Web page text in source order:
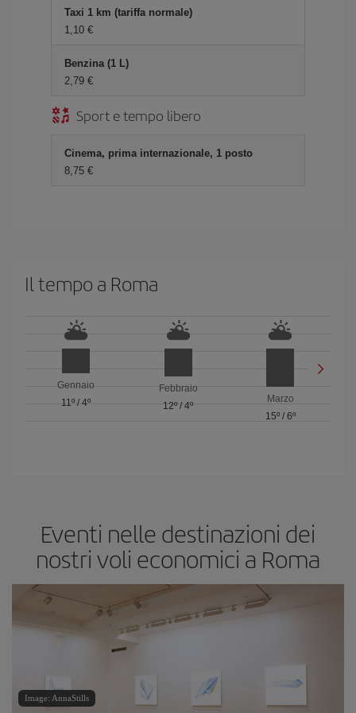
Taxi 1 km (tariffa normale)
1,10 €
Benzina (1 L)
2,79 €
Sport e tempo libero
Cinema, prima internazionale, 1 posto
8,75 €
Il tempo a Roma
Gennaio
11º/ 4º
Febbraio
12º/ 4º
Marzo
15º/ 6º
Eventi nelle destinazioni dei
nostri voli economici a Roma
Image: AnnaStills